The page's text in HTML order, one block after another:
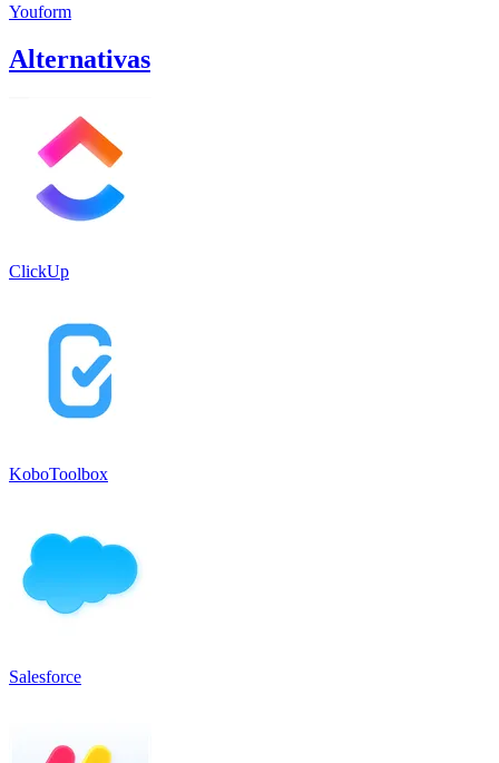
Youform
Alternativas
ClickUp
KoboToolbox
Salesforce